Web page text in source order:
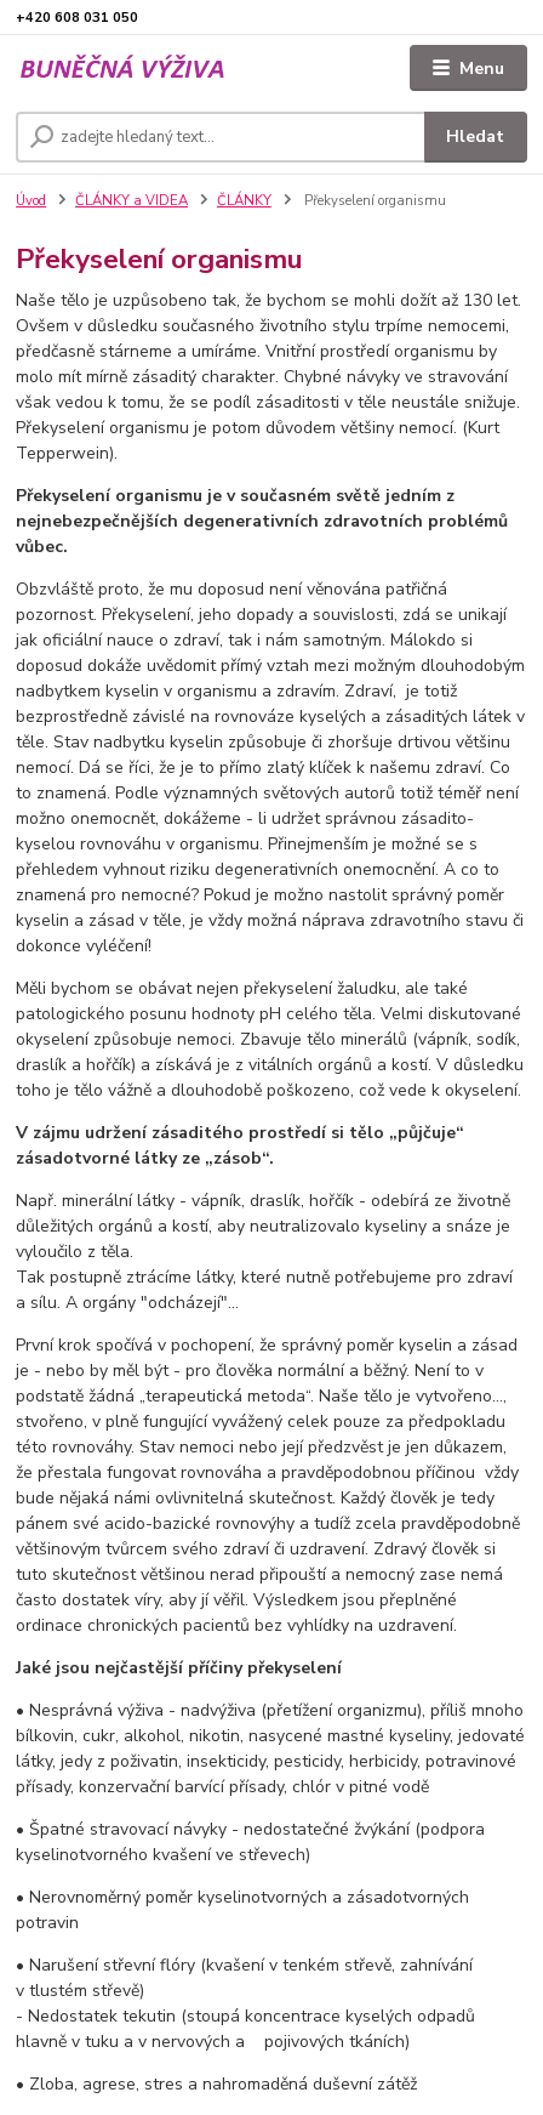
Menu
Hledat
+420 608 031 050
Úvod ČLÁNKY a VIDEA ČLÁNKY Překyselení organismu
Překyselení organismu
Naše tělo je uzpůsobeno tak, že bychom se mohli dožít až 130 let.
Ovšem v důsledku současného životního stylu trpíme nemocemi,
předčasně stárneme a umíráme. Vnitřní prostředí organismu by
molo mít mírně zásaditý charakter. Chybné návyky ve stravování
však vedou k tomu, že se podíl zásaditosti v těle neustále snižuje.
Překyselení organismu je potom důvodem většiny nemocí. (Kurt
Tepperwein).
Překyselení organismu je v současném světě jedním z
nejnebezpečnějších degenerativních zdravotních problémů
vůbec.
Obzvláště proto, že mu doposud není věnována patřičná
pozornost. Překyselení, jeho dopady a souvislosti, zdá se unikají
jak oficiální nauce o zdraví, tak i nám samotným. Málokdo si
doposud dokáže uvědomit přímý vztah mezi možným dlouhodobým
nadbytkem kyselin v organismu a zdravím. Zdraví, je totiž
bezprostředně závislé na rovnováze kyselých a zásaditých látek v
těle. Stav nadbytku kyselin způsobuje či zhoršuje drtivou většinu
nemocí. Dá se říci, že je to přímo zlatý klíček k našemu zdraví. Co
to znamená. Podle významných světových autorů totiž téměř není
možno onemocnět, dokážeme - li udržet správnou zásadito-
kyselou rovnováhu v organismu. Přinejmenším je možné se s
přehledem vyhnout riziku degenerativních onemocnění. A co to
znamená pro nemocné? Pokud je možno nastolit správný poměr
kyselin a zásad v těle, je vždy možná náprava zdravotního stavu či
dokonce vyléčení!
Měli bychom se obávat nejen překyselení žaludku, ale také
patologického posunu hodnoty pH celého těla. Velmi diskutované
okyselení způsobuje nemoci. Zbavuje tělo minerálů (vápník, sodík,
draslík a hořčík) a získává je z vitálních orgánů a kostí. V důsledku
toho je tělo vážně a dlouhodobě poškozeno, což vede k okyselení.
V zájmu udržení zásaditého prostředí si tělo „půjčuje“
zásadotvorné látky ze „zásob“.
Např. minerální látky - vápník, draslík, hořčík - odebírá ze životně
důležitých orgánů a kostí, aby neutralizovalo kyseliny a snáze je
vyloučilo z těla.
Tak postupně ztrácíme látky, které nutně potřebujeme pro zdraví
a sílu. A orgány "odcházejí"...
První krok spočívá v pochopení, že správný poměr kyselin a zásad
je - nebo by měl být - pro člověka normální a běžný. Není to v
podstatě žádná „terapeutická metoda“. Naše tělo je vytvořeno…,
stvořeno, v plně fungující vyvážený celek pouze za předpokladu
této rovnováhy. Stav nemoci nebo její předzvěst je jen důkazem,
že přestala fungovat rovnováha a pravděpodobnou příčinou vždy
bude nějaká námi ovlivnitelná skutečnost. Každý člověk je tedy
pánem své acido-bazické rovnovýhy a tudíž zcela pravděpodobně
většinovým tvůrcem svého zdraví či uzdravení. Zdravý člověk si
tuto skutečnost většinou nerad připouští a nemocný zase nemá
často dostatek víry, aby jí věřil. Výsledkem jsou přeplněné
ordinace chronických pacientů bez vyhlídky na uzdravení.
Jaké jsou nejčastější příčiny překyselení
• Nesprávná výživa - nadvýživa (přetížení organizmu), příliš mnoho
bílkovin, cukr, alkohol, nikotin, nasycené mastné kyseliny, jedovaté
látky, jedy z poživatin, insekticidy, pesticidy, herbicidy, potravinové
přísady, konzervační barvící přísady, chlór v pitné vodě
• Špatné stravovací návyky - nedostatečné žvýkání (podpora
kyselinotvorného kvašení ve střevech)
• Nerovnoměrný poměr kyselinotvorných a zásadotvorných
potravin
• Narušení střevní flóry (kvašení v tenkém střevě, zahnívání
v tlustém střevě)
- Nedostatek tekutin (stoupá koncentrace kyselých odpadů
hlavně v tuku a v nervových a pojivových tkáních)
• Zloba, agrese, stres a nahromaděná duševní zátěž